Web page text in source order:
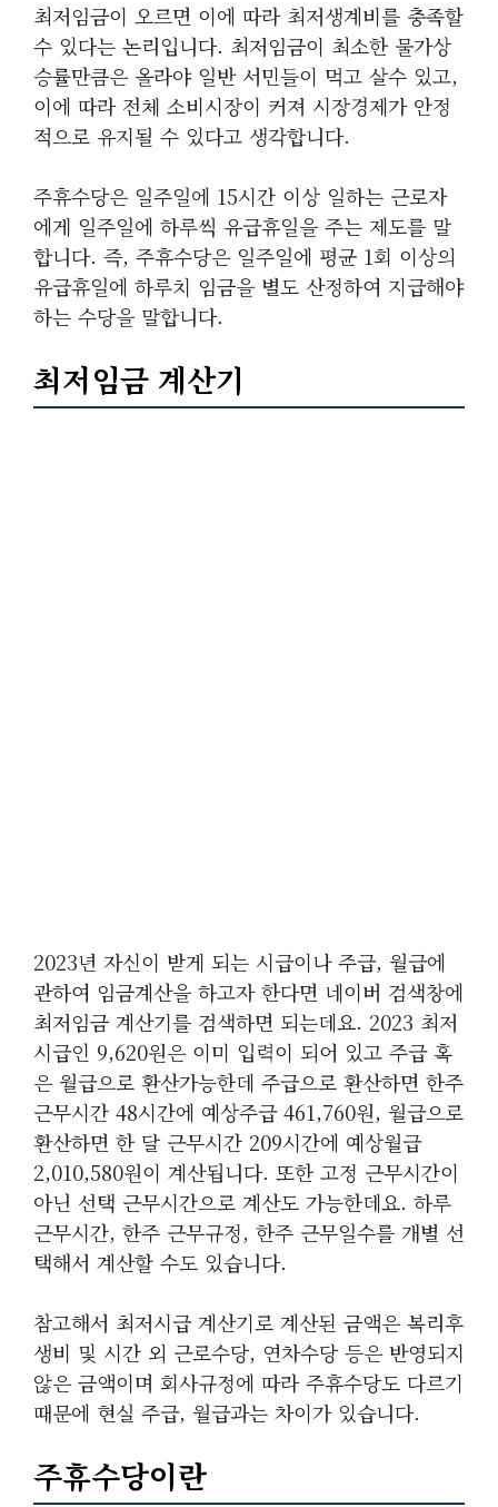
최저임금이 오르면 이에 따라 최저생계비를 충족할
수 있다는 논리입니다. 최저임금이 최소한 물가상
승률만큼은 올라야 일반 서민들이 먹고 살수 있고,
이에 따라 전체 소비시장이 커져 시장경제가 안정
적으로 유지될 수 있다고 생각합니다.
주휴수당은 일주일에 15시간 이상 일하는 근로자
에게 일주일에 하루씩 유급휴일을 주는 제도를 말
합니다. 즉, 주휴수당은 일주일에 평균 1회 이상의
유급휴일에 하루치 임금을 별도 산정하여 지급해야
하는 수당을 말합니다.
최저임금 계산기
2023년 자신이 받게 되는 시급이나 주급, 월급에
관하여 임금계산을 하고자 한다면 네이버 검색창에
최저임금 계산기를 검색하면 되는데요. 2023 최저
시급인 9,620원은 이미 입력이 되어 있고 주급 혹
은 월급으로 환산가능한데 주급으로 환산하면 한주
근무시간 48시간에 예상주급 461,760원, 월급으로
환산하면 한 달 근무시간 209시간에 예상월급
2,010,580원이 계산됩니다. 또한 고정 근무시간이
아닌 선택 근무시간으로 계산도 가능한데요. 하루
근무시간, 한주 근무규정, 한주 근무일수를 개별 선
택해서 계산할 수도 있습니다.
참고해서 최저시급 계산기로 계산된 금액은 복리후
생비 및 시간 외 근로수당, 연차수당 등은 반영되지
않은 금액이며 회사규정에 따라 주휴수당도 다르기
때문에 현실 주급, 월급과는 차이가 있습니다.
주휴수당이란